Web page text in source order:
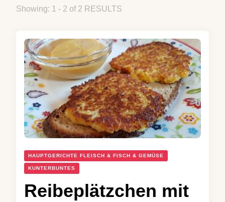
Showing: 1 - 2 of 2 RESULTS
HAUPTGERICHTE FLEISCH & FISCH & GEMÜSE
KUNTERBUNTES
Reibeplätzchen mit